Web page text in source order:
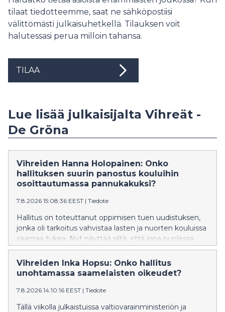
tilaat tiedotteemme, saat ne sähköpostiisi
välittömästi julkaisuhetkellä. Tilauksen voit
halutessasi perua milloin tahansa.
TILAA
Lue lisää julkaisijalta Vihreät -
De Gröna
Vihreiden Hanna Holopainen: Onko
hallituksen suurin panostus kouluihin
osoittautumassa pannukakuksi?
7.8.2026 15:08:36 EEST | Tiedote
Hallitus on toteuttanut oppimisen tuen uudistuksen,
jonka oli tarkoitus vahvistaa lasten ja nuorten kouluissa
saamaa tukea. Nyt näyttää siltä, että jopa puolessa
kunnista on vaikeuksia tarjota lasten ja nuorten
tarpeiden mukaista tukea ja osassa kuntia jopa
lakkautetaan erityisluokkia. Vihreiden kansanedustaja
toimenpiteisiin.
Vihreiden Inka Hopsu: Onko hallitus
unohtamassa saamelaisten oikeudet?
7.8.2026 14:10:16 EEST | Tiedote
Tällä viikolla julkaistuissa valtiovarainministeriön ja